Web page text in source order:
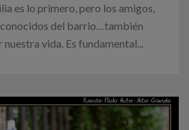
es lo primero, pero los amigos,
conocidos del barrio…también
vida. Es fundamental...